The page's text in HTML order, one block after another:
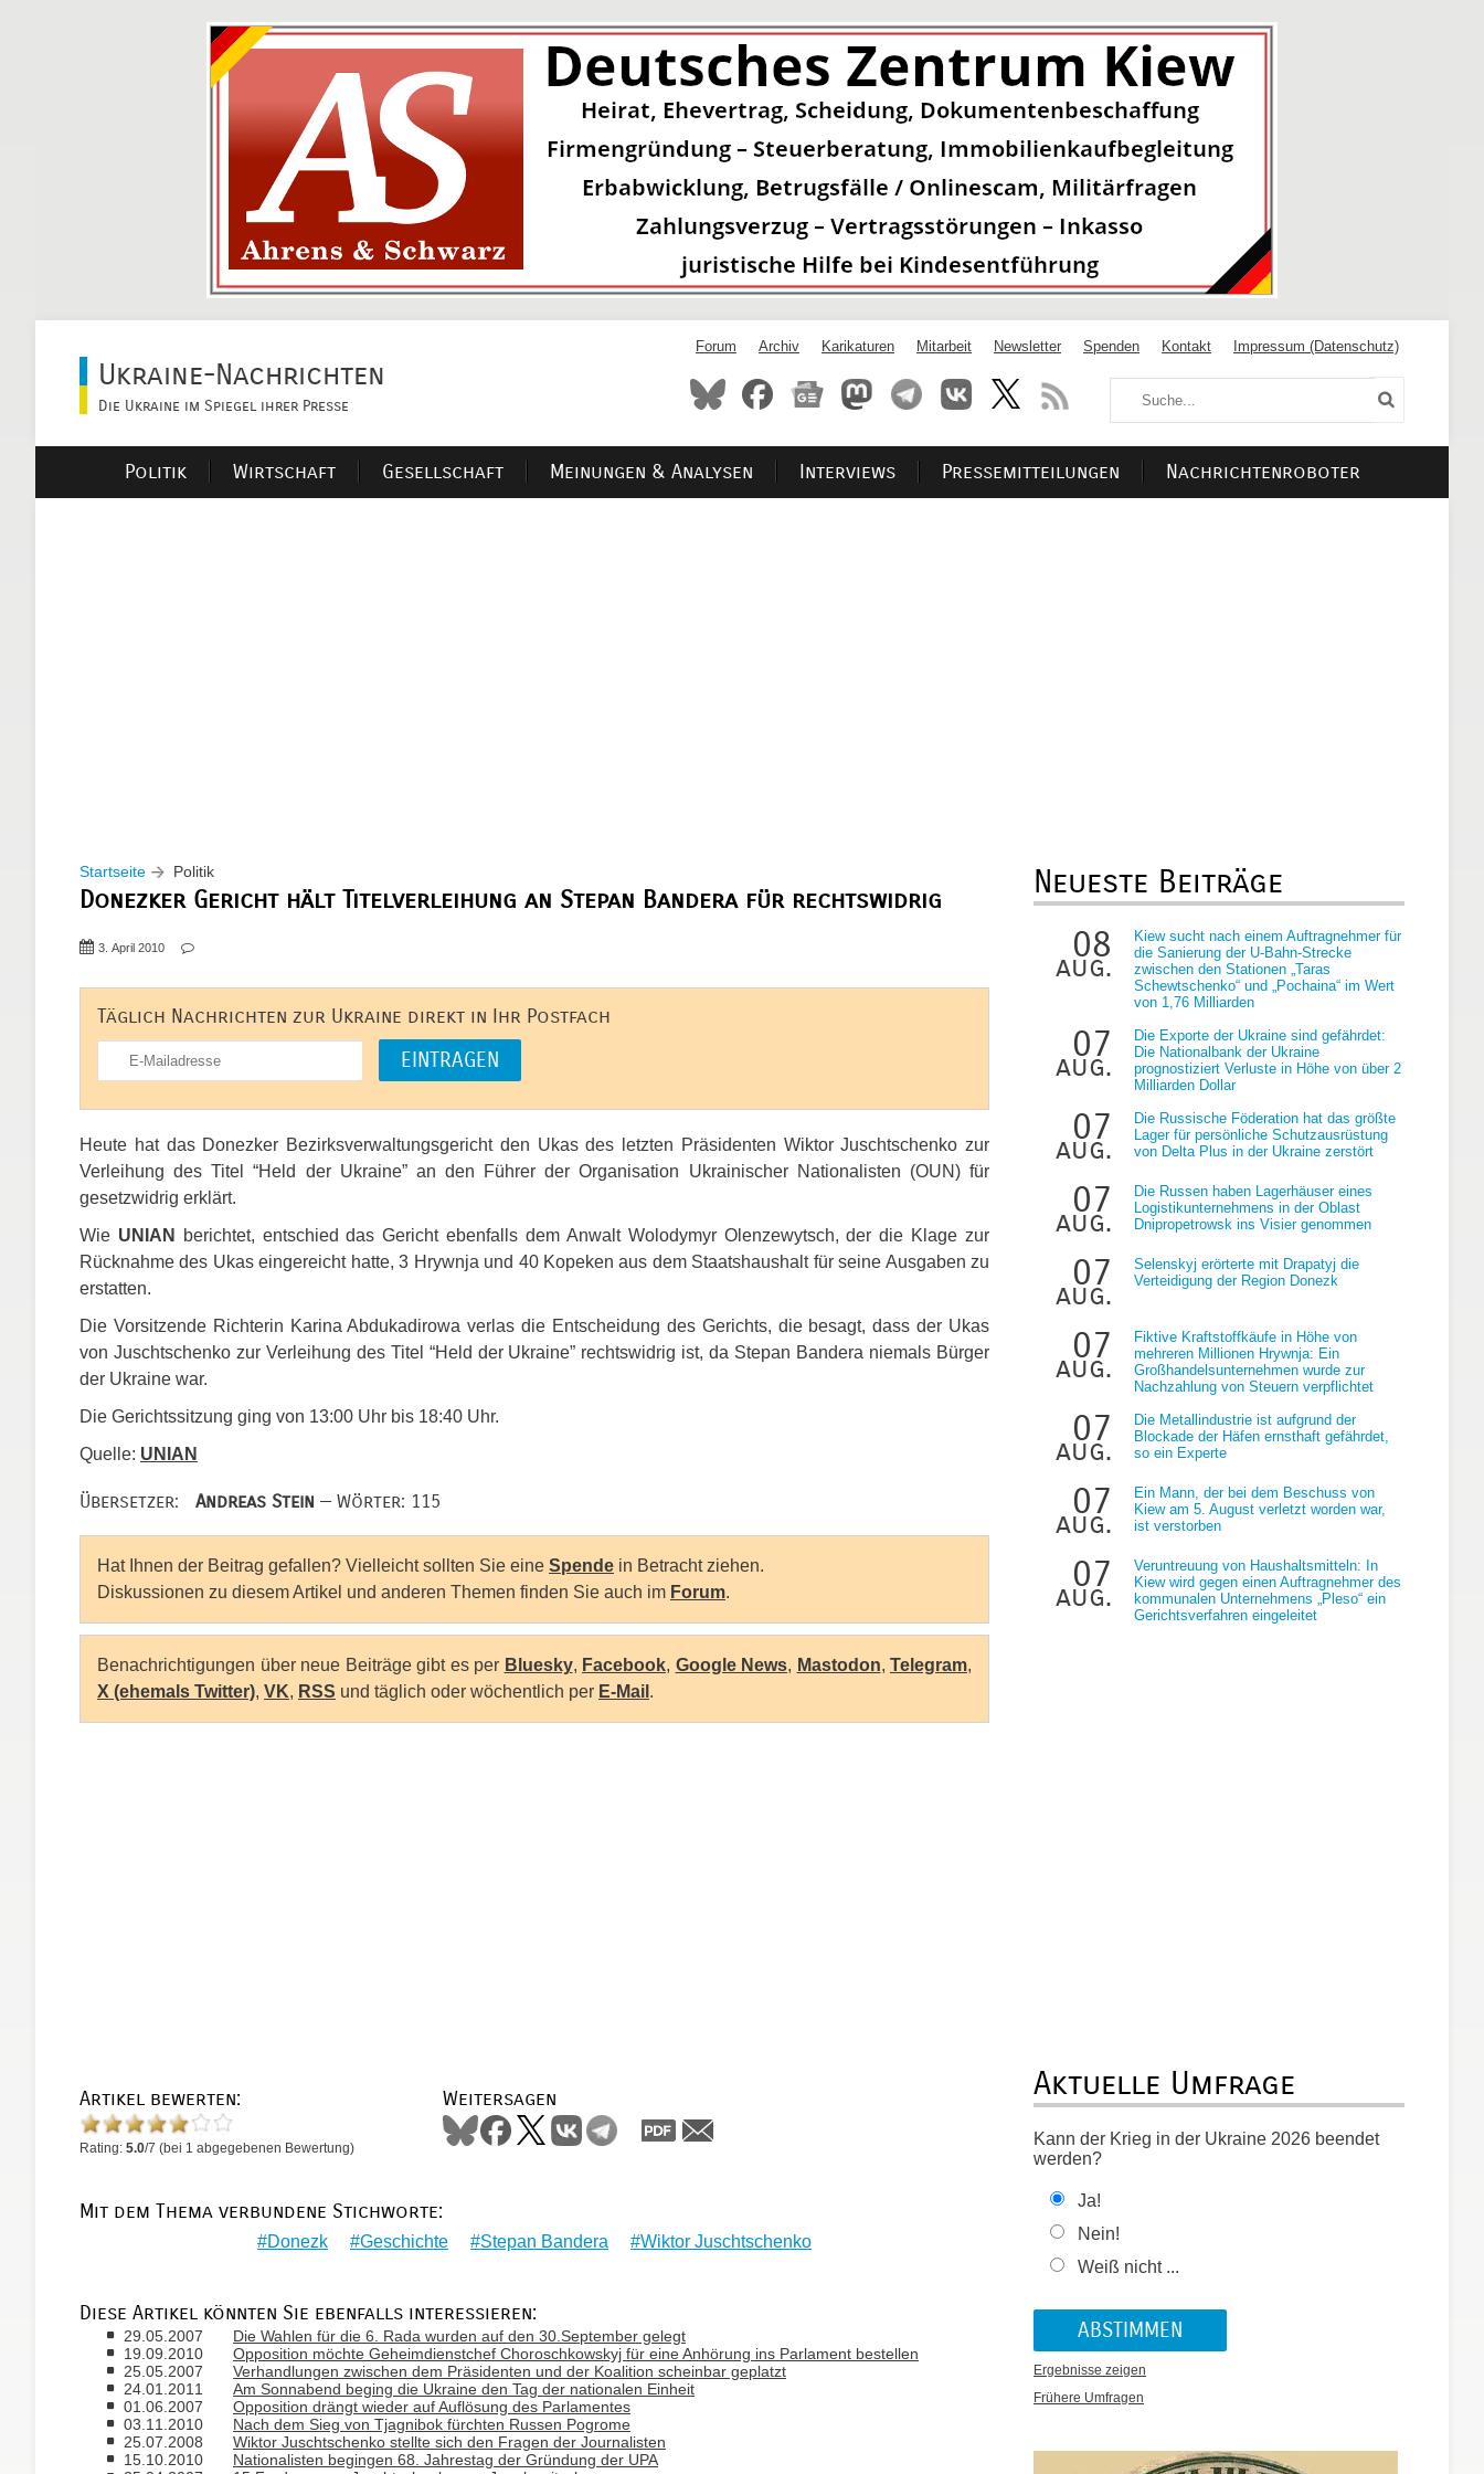
Ukraine-Nachrichten
Die Ukraine im Spiegel ihrer Presse
Forum Archiv Karikaturen Mitarbeit Newsletter Spenden Kontakt Impressum (Datenschutz)
Politik Wirtschaft Gesellschaft Meinungen & Analysen Interviews Pressemitteilungen Nachrichtenroboter
Startseite Politik
Donezker Gericht hält Titelverleihung an Stepan Bandera für rechtswidrig
3. April 2010
Täglich Nachrichten zur Ukraine direkt in Ihr Postfach
Heute hat das Donezker Bezirksverwaltungsgericht den Ukas des letzten Präsidenten Wiktor Juschtschenko zur
Verleihung des Titel “Held der Ukraine” an den Führer der Organisation Ukrainischer Nationalisten (OUN) für
gesetzwidrig erklärt.
Wie UNIAN
berichtet, entschied das Gericht ebenfalls dem Anwalt Wolodymyr Olenzewytsch, der die Klage zur
Rücknahme des Ukas eingereicht hatte, 3 Hrywnja und 40 Kopeken aus dem Staatshaushalt für seine Ausgaben zu
erstatten.
Die Vorsitzende Richterin Karina Abdukadirowa verlas die Entscheidung des Gerichts, die besagt, dass der Ukas
von Juschtschenko zur Verleihung des Titel “Held der Ukraine” rechtswidrig ist, da Stepan Bandera niemals Bürger
der Ukraine war.
Die Gerichtssitzung ging von 13:00 Uhr bis 18:40 Uhr.
Quelle: UNIAN
Übersetzer: Andreas Stein — Wörter: 115
Hat Ihnen der Beitrag gefallen? Vielleicht sollten Sie eine Spende in Betracht ziehen.
Diskussionen zu diesem Artikel und anderen Themen finden Sie auch im Forum.
Benachrichtigungen über neue Beiträge gibt es per Bluesky, Facebook, Google News, Mastodon, Telegram,
X (ehemals Twitter), VK, RSS und täglich oder wöchentlich per E-Mail .
Artikel bewerten:
Rating: 5.0/7 (bei 1 abgegebenen Bewertung)
Weitersagen
Mit dem Thema verbundene Stichworte:
Donezk Geschichte Stepan Bandera Wiktor Juschtschenko
Diese Artikel könnten Sie ebenfalls interessieren:
29.05.2007
Die Wahlen für die 6. Rada wurden auf den 30.September gelegt
19.09.2010
Opposition möchte Geheimdienstchef Choroschkowskyj für eine Anhörung ins Parlament bestellen
25.05.2007
Verhandlungen zwischen dem Präsidenten und der Koalition scheinbar geplatzt
24.01.2011
Am Sonnabend beging die Ukraine den Tag der nationalen Einheit
01.06.2007
Opposition drängt wieder auf Auflösung des Parlamentes
03.11.2010
Nach dem Sieg von Tjagnibok fürchten Russen Pogrome
25.07.2008
Wiktor Juschtschenko stellte sich den Fragen der Journalisten
15.10.2010
Nationalisten begingen 68. Jahrestag der Gründung der UPA
Neueste Beiträge
08
aug.
Kiew sucht nach einem Auftragnehmer für
die Sanierung der U-Bahn-Strecke
zwischen den Stationen „Taras
Schewtschenko“ und „Pochaina“ im Wert
von 1,76 Milliarden
07
aug.
Die Exporte der Ukraine sind gefährdet:
Die Nationalbank der Ukraine
prognostiziert Verluste in Höhe von über 2
Milliarden Dollar
07
aug.
Die Russische Föderation hat das größte
Lager für persönliche Schutzausrüstung
von Delta Plus in der Ukraine zerstört
07
aug.
Die Russen haben Lagerhäuser eines
Logistikunternehmens in der Oblast
Dnipropetrowsk ins Visier genommen
07
aug.
Selenskyj erörterte mit Drapatyj die
Verteidigung der Region Donezk
07
aug.
Fiktive Kraftstoffkäufe in Höhe von
mehreren Millionen Hrywnja: Ein
Großhandelsunternehmen wurde zur
Nachzahlung von Steuern verpflichtet
07
aug.
Die Metallindustrie ist aufgrund der
Blockade der Häfen ernsthaft gefährdet,
so ein Experte
07
aug.
Ein Mann, der bei dem Beschuss von
Kiew am 5. August verletzt worden war,
ist verstorben
07
aug.
Veruntreuung von Haushaltsmitteln: In
Kiew wird gegen einen Auftragnehmer des
kommunalen Unternehmens „Pleso“ ein
Gerichtsverfahren eingeleitet
Aktuelle Umfrage
Kann der Krieg in der Ukraine 2026 beendet
werden?
Ja!
Nein!
Weiß nicht ...
Ergebnisse zeigen
Frühere Umfragen